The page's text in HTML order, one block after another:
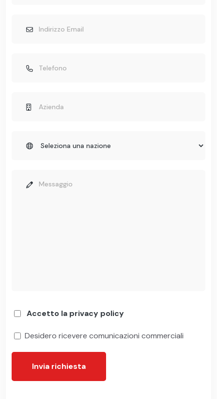
Accetto la privacy policy
Desidero ricevere comunicazioni commerciali
Invia richiesta